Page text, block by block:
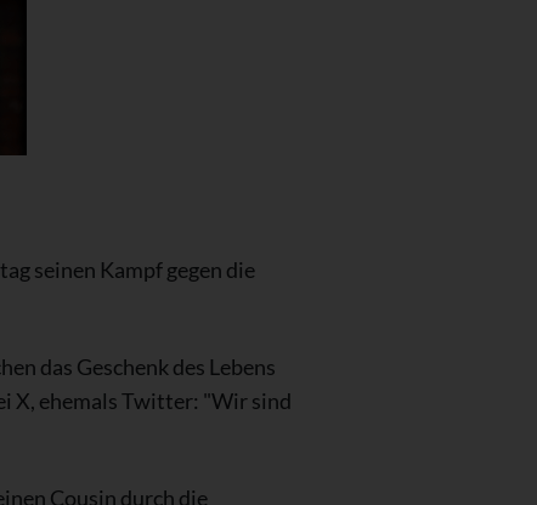
seinen Kampf gegen die
das Geschenk des Lebens
X, ehemals Twitter: "Wir sind
Cousin durch die